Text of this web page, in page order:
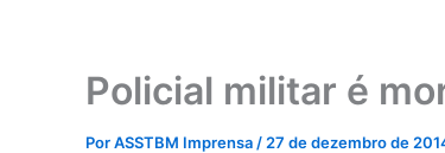
Policial militar é
PorASSTBM Imprensa / 27 de dezembro de